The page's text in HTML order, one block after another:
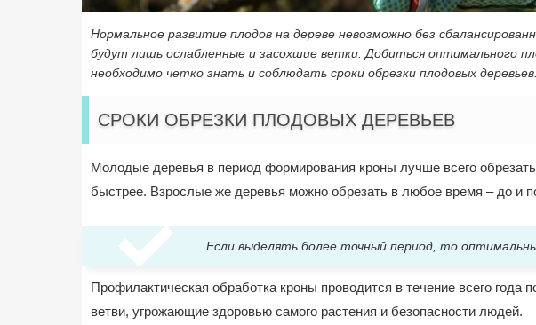
Нормальное развитие плодов на дереве невозможно без
будут лишь ослабленные и засохшие ветки. Добиться оптимального
необходимо четко знать и соблюдать сроки обрезки плодовых деревьев.
СРОКИ ОБРЕЗКИ ПЛОДОВЫХ ДЕРЕВЬЕВ
Молодые деревья в период формирования кроны лучше всего
быстрее. Взрослые же деревья можно обрезать в любое время – до и
Если выделять более точный период, то
Профилактическая обработка кроны проводится в течение всего
ветви, угрожающие здоровью самого растения и безопасности людей.